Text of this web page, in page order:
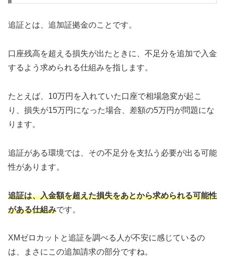
追証とは、追加証拠金のことです。
口座残高を超える損失が出たときに、不足分を追加で入金
するよう求められる仕組みを指します。
たとえば、10万円を入れていた口座で相場急変が起こ
り、損失が15万円になった場合、差額の5万円が問題にな
ります。
追証がある環境では、その不足分を支払う必要が出る可能
性があります。
追証は、入金額を超えた損失をあとから求められる可能性
がある仕組みです。
XMゼロカットと追証を調べる人が不安に感じているの
は、まさにこの追加請求の部分ですね。